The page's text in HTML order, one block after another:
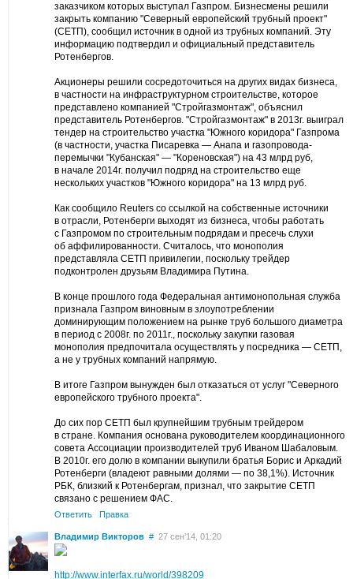
заказчиком которых выступал Газпром. Бизнесмены решили
закрыть компанию "Северный европейский трубный проект"
(СЕТП), сообщил источник в одной из трубных компаний. Эту
информацию подтвердил и официальный представитель
Ротенбергов.
Акционеры решили сосредоточиться на других видах бизнеса,
в частности на инфраструктурном строительстве, которое
представлено компанией "Стройгазмонтаж", объяснил
представитель Ротенбергов. "Стройгазмонтаж" в 2013г. выиграл
тендер на строительство участка "Южного коридора" Газпрома
(в частности, участка Писаревка — Анапа и газопровода-
перемычки "Кубанская" — "Кореновская") на 43 млрд руб,
в начале 2014г. получил подряд на строительство еще
нескольких участков "Южного коридора" на 13 млрд руб.
Как сообщило Reuters со ссылкой на собственные источники
в отрасли, Ротенберги выходят из бизнеса, чтобы работать
с Газпромом по строительным подрядам и пресечь слухи
об аффилированности. Считалось, что монополия
представляла СЕТП привилегии, поскольку трейдер
подконтролен друзьям Владимира Путина.
В конце прошлого года Федеральная антимонопольная служба
признала Газпром виновным в злоупотреблении
доминирующим положением на рынке труб большого диаметра
в период с 2008г. по 2011г., поскольку закупки газовая
монополия предпочитала осуществлять у посредника — СЕТП,
а не у трубных компаний напрямую.
В итоге Газпром вынужден был отказаться от услуг "Северного
европейского трубного проекта".
До сих пор СЕТП был крупнейшим трубным трейдером
в стране. Компания основана руководителем координационного
совета Ассоциации производителей труб Иваном Шабаловым.
В 2010г. его долю в компании выкупили братья Борис и Аркадий
Ротенберги (владеют равными долями — по 38,1%). Источник
РБК, близкий к Ротенбергам, признал, что закрытие СЕТП
связано с решением ФАС.
Ответить Правка
Владимир Викторов # 27 сен’14, 01:20
http://www.interfax.ru/world/398209